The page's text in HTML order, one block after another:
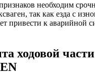
необходим
так как езда с
привести к аварийной
ходовой части